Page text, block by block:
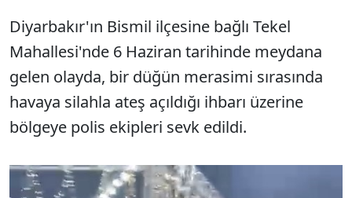
Diyarbakır'ın Bismil ilçesine bağlı Tekel
Mahallesi'nde 6 Haziran tarihinde meydana
gelen olayda, bir düğün merasimi sırasında
havaya silahla ateş açıldığı ihbarı üzerine
bölgeye polis ekipleri sevk edildi.